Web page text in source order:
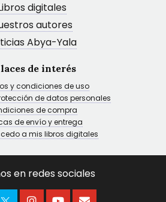
digitales
autores
Abya-Yala
de interés
y condiciones de uso
de datos personales
de compra
de envío y entrega
a mis libros digitales
en redes sociales